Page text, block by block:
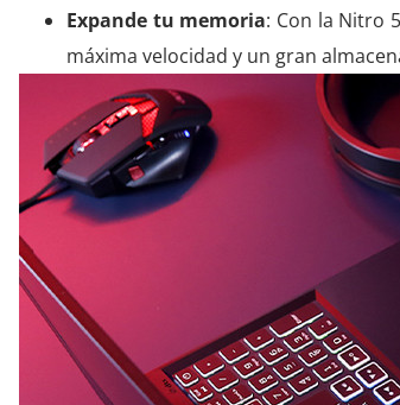
Expande tu memoria: Con la Nitro
máxima velocidad y un gran